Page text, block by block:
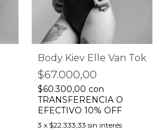
Body Kiev Elle Van Tok
$67.000,00
$60.300,00 con
TRANSFERENCIA O
EFECTIVO 10% OFF
3 x $22.333,33 sin interés